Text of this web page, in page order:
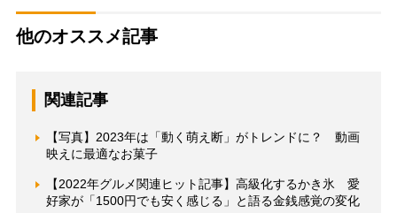
他のオススメ記事
関連記事
【写真】2023年は「動く萌え断」がトレンドに？ 動画
映えに最適なお菓子
【2022年グルメ関連ヒット記事】高級化するかき氷 愛
好家が「1500円でも安く感じる」と語る金銭感覚の変化